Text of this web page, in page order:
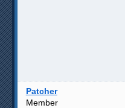
Patcher
Member